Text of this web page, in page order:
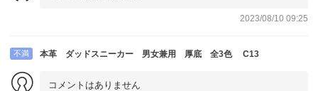
2023/08/10 09:25
不満 本革 ダッドスニーカー 男女兼用 厚底 全3色 C13
コメントはありません